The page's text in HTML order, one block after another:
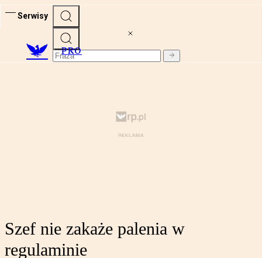
Serwisy
PRO
Szef nie zakaże palenia w
regulaminie